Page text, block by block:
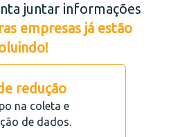
juntar informações
empresas já estão
redução
na coleta e
de dados.